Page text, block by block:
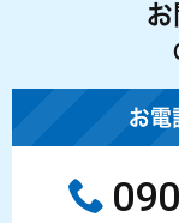
お
お電